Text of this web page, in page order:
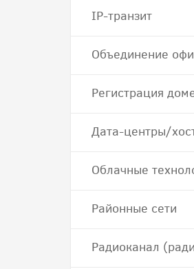
IP-транзит
Объединение
Регистрация
Дата-центры/
Облачные
Районные сети
Радиоканал